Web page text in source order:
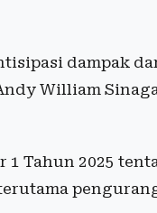
dampak
William
Tahun 2025